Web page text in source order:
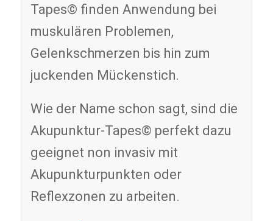
Tapes© finden Anwendung bei
muskulären Problemen,
Gelenkschmerzen bis hin zum
juckenden Mückenstich.
Wie der Name schon sagt, sind die
Akupunktur-Tapes© perfekt dazu
geeignet non invasiv mit
Akupunkturpunkten oder
Reflexzonen zu arbeiten.